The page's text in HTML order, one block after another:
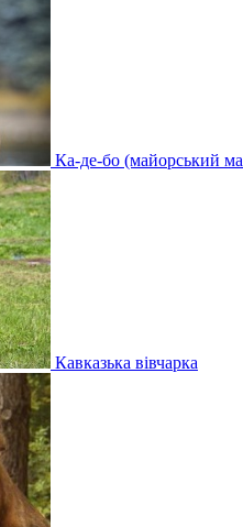
Ка-де-бо (майорський
Кавказька вівчарка